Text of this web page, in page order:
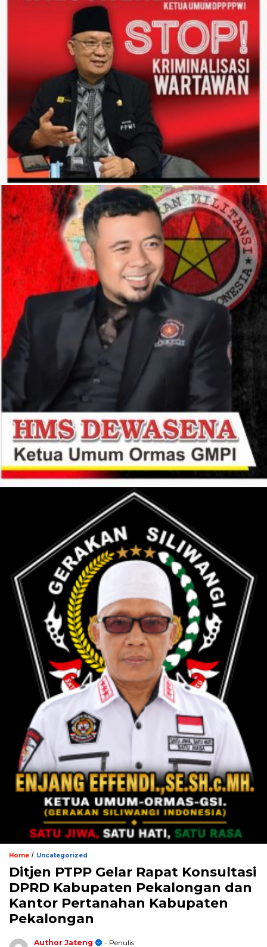
Home / Uncategorized
Ditjen PTPP Gelar Rapat Konsultasi
DPRD Kabupaten Pekalongan dan
Kantor Pertanahan Kabupaten
Pekalongan
Author Jateng - Penulis